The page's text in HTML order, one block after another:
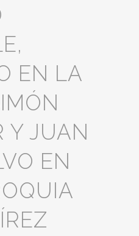
EN LA
Y JUAN
EN